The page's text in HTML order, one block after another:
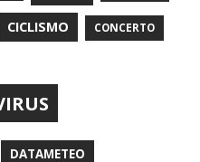
CICLISMO CONCERTO
DATAMETEO